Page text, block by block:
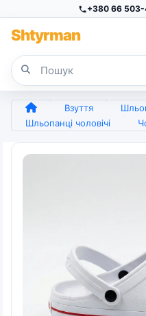
+380 66
Shtyrman
Взуття
Шльопанці чоловічі